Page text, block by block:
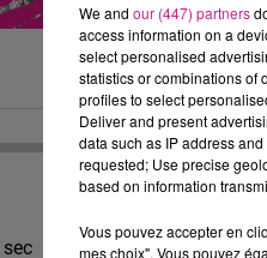
We and our (447) partners
access information on a
select personalised
statistics or combinations of
profiles to select
Deliver and present
data such as IP address
requested; Use precise
based on information
Vous pouvez accepter en
mes choix". Vous pouvez